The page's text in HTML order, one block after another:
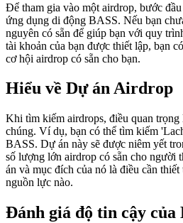
Để tham gia vào một airdrop, bước
ứng dụng di động BASS. Nếu bạn
nguyên có sẵn để giúp bạn với quy
tài khoản của bạn được thiết lập, bạn
cơ hội airdrop có sẵn cho bạn.
Hiểu về Dự án Airdrop
Khi tìm kiếm airdrops, điều quan trọng
chúng. Ví dụ, bạn có thể tìm kiếm
BASS. Dự án này sẽ được niêm yết
số lượng lớn airdrop có sẵn cho người
án và mục đích của nó là điều cần
nguồn lực nào.
Đánh giá độ tin cậy của